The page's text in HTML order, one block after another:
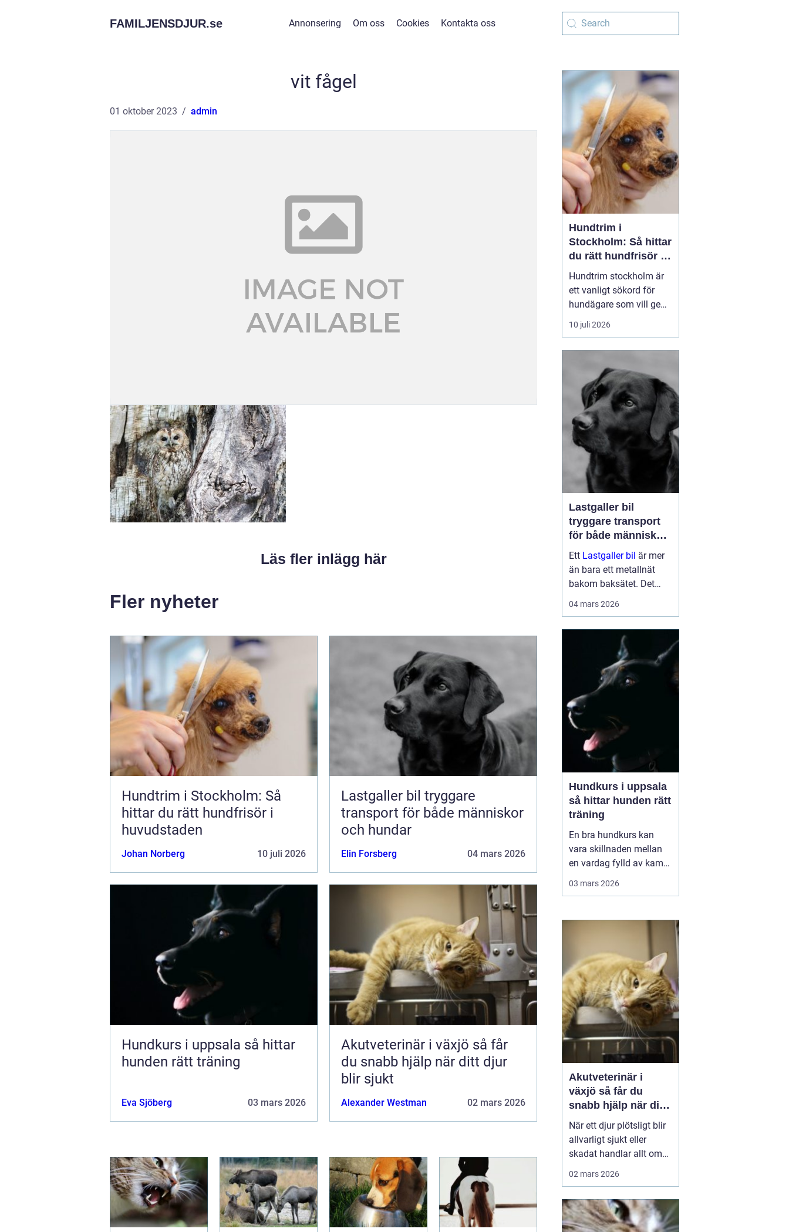
FAMILJENSDJUR.se Annonsering Om oss Cookies Kontakta oss
vit fågel
01 oktober 2023 admin
Läs fler inlägg här
Fler nyheter
Hundtrim i Stockholm: Så
hittar du rätt hundfrisör i
huvudstaden
Johan Norberg 10 juli 2026
Lastgaller bil tryggare
transport för både människor
och hundar
Elin Forsberg 04 mars 2026
Hundkurs i uppsala så hittar
hunden rätt träning
Eva Sjöberg 03 mars 2026
Akutveterinär i växjö så får
du snabb hjälp när ditt djur
blir sjukt
Alexander Westman 02 mars 2026
Hundtrim i
Stockholm: Så hittar
du rätt hundfrisör i
huvudstaden
Hundtrim stockholm är
ett vanligt sökord för
hundägare som vill ge
sin hund professionell
pälsvård i en trygg miljö.
kännas överväldigande,
men med rätt k...
10 juli 2026
Lastgaller bil
tryggare transport
för både människor
och hundar
Ett Lastgaller bil är mer
än bara ett metallnät
bakom baksätet. Det
passagerare och djur vid
kraftiga inbromsningar
eller kollis...
04 mars 2026
Hundkurs i uppsala
så hittar hunden rätt
träning
En bra hundkurs kan
vara skillnaden mellan
en vardag fylld av kamp
För många hundägare i
lära några kommandon,
utan om att byg...
03 mars 2026
Akutveterinär i
växjö så får du
snabb hjälp när ditt
djur blir sjukt
När ett djur plötsligt blir
allvarligt sjukt eller
skadat handlar allt om
gången en olycka
händer: Vem ska
02 mars 2026